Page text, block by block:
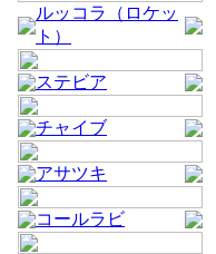
ルッコラ（ロケッ
ト）
ステビア
チャイブ
アサツキ
コールラビ